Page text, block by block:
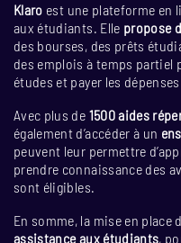
Klaro est une plateforme en
aux étudiants. Elle propose
des bourses, des prêts
des emplois à temps partiel
études et payer les
Avec plus de 1500 aides
également d’accéder à un
peuvent leur permettre
prendre connaissance des
sont éligibles.
En somme, la mise en place
assistance aux étudiants,